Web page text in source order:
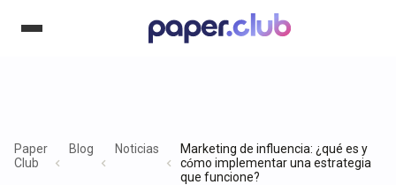
Paper
Club
Blog Noticias
Marketing de influencia: ¿qué es y
cómo implementar una estrategia
que funcione?